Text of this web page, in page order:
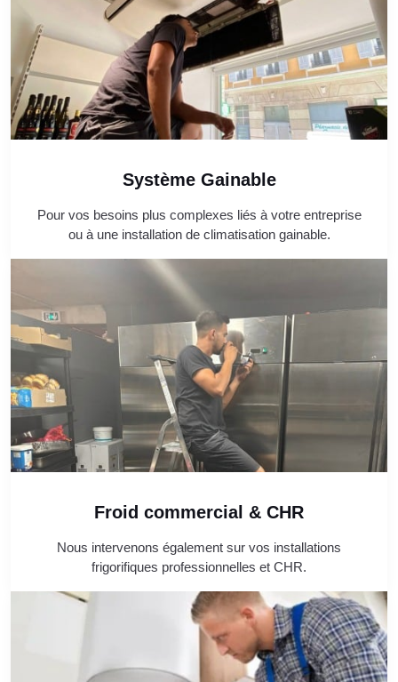
Système Gainable
Pour vos besoins plus complexes liés à votre entreprise
ou à une installation de climatisation gainable.
Froid commercial & CHR
Nous intervenons également sur vos installations
frigorifiques professionnelles et CHR.